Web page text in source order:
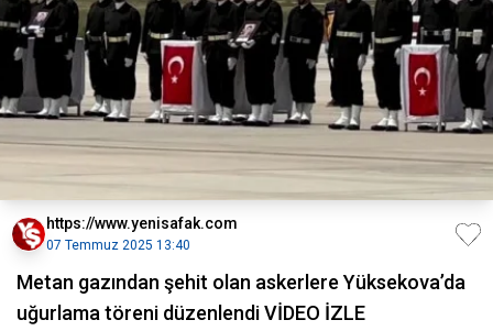
https://www.yenisafak.com
07 Temmuz 2025 13:40
Metan gazından şehit olan askerlere Yüksekova’da
uğurlama töreni düzenlendi VİDEO İZLE